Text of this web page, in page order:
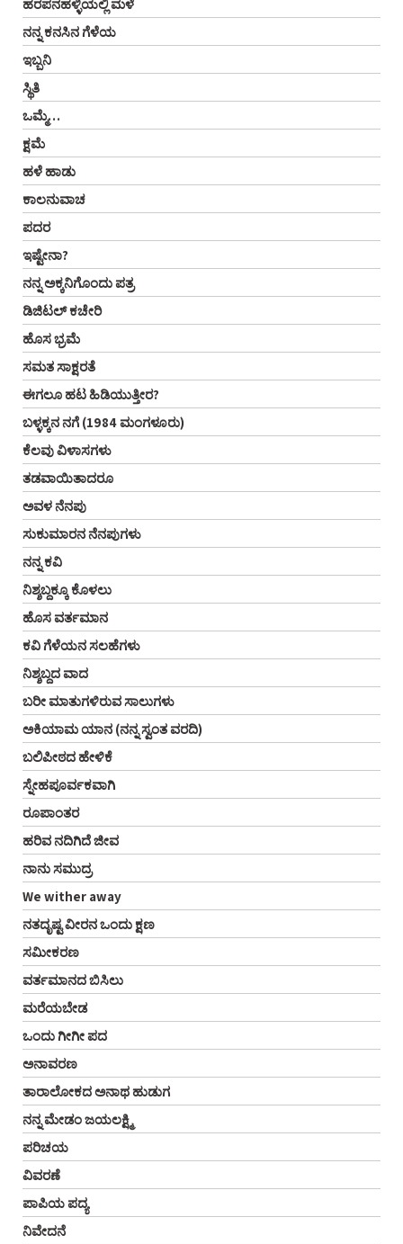
ಹರಪನಹಳ್ಳಿಯಲ್ಲಿ ಮಳೆ
ನನ್ನ ಕನಸಿನ ಗೆಳೆಯ
ಇಬ್ಬನಿ
ಸ್ಥಿತಿ
ಒಮ್ಮೆ…
ಕ್ಷಮೆ
ಹಳೆ ಹಾಡು
ಕಾಲನುವಾಚ
ಪದರ
ಇಷ್ಟೇನಾ?
ನನ್ನ ಅಕ್ಕನಿಗೊಂದು ಪತ್ರ
ಡಿಜಿಟಲ್‌ ಕಚೇರಿ
ಹೊಸ ಭ್ರಮೆ
ಸಮತ ಸಾಕ್ಷರತೆ
ಈಗಲೂ ಹಟ ಹಿಡಿಯುತ್ತೀರ?
ಬಳ್ಳಕ್ಕನ ನಗೆ (1984 ಮಂಗಳೂರು)
ಕೆಲವು ವಿಳಾಸಗಳು
ತಡವಾಯಿತಾದರೂ
ಅವಳ ನೆನಪು
ಸುಕುಮಾರನ ನೆನಪುಗಳು
ನನ್ನ ಕವಿ
ನಿಶ್ಶಬ್ದಕ್ಕೂ ಕೊಳಲು
ಹೊಸ ವರ್ತಮಾನ
ಕವಿ ಗೆಳೆಯನ ಸಲಹೆಗಳು
ನಿಶ್ಶಬ್ದದ ವಾದ
ಬರೀ ಮಾತುಗಳಿರುವ ಸಾಲುಗಳು
ಅಕಿಯಾಮ ಯಾನ (ನನ್ನ ಸ್ವಂತ ವರದಿ)
ಬಲಿಪೀಠದ ಹೇಳಿಕೆ
ಸ್ನೇಹಪೂರ್ವಕವಾಗಿ
ರೂಪಾಂತರ
ಹರಿವ ನದಿಗಿದೆ ಜೀವ
ನಾನು ಸಮುದ್ರ
We wither away
ನತದೃಷ್ಟ ವೀರನ ಒಂದು ಕ್ಷಣ
ಸಮೀಕರಣ
ವರ್ತಮಾನದ ಬಿಸಿಲು
ಮರೆಯಬೇಡ
ಒಂದು ಗೀಗೀ ಪದ
ಅನಾವರಣ
ತಾರಾಲೋಕದ ಅನಾಥ ಹುಡುಗ
ನನ್ನ ಮೇಡಂ ಜಯಲಕ್ಷ್ಮಿ
ಪರಿಚಯ
ವಿವರಣೆ
ಪಾಪಿಯ ಪದ್ಯ
ನಿವೇದನೆ